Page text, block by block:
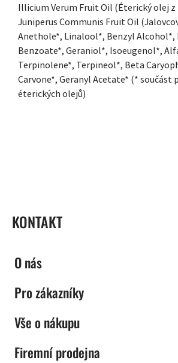
Illicium Verum Fruit Oil (Éterický olej z
Juniperus Communis Fruit Oil
Anethole*, Linalool*, Benzyl Alcohol*,
Benzoate*, Geraniol*, Isoeugenol*,
Terpinolene*, Terpineol*, Beta
Carvone*, Geranyl Acetate* (* součást
éterických olejů)
KONTAKT
O nás
Pro zákazníky
Vše o nákupu
Firemní prodejna